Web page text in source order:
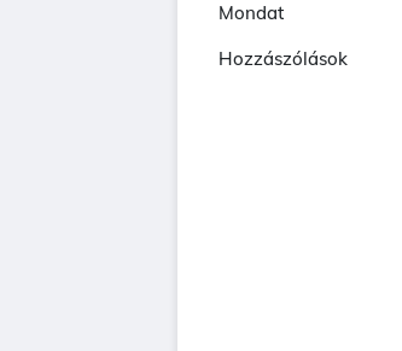
Mondat
Hozzászólások